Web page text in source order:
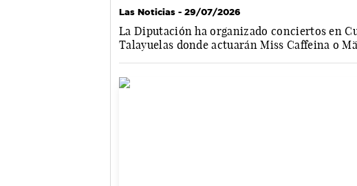
Las Noticias - 29/07/2026
La Diputación ha organizado conciertos en
Talayuelas donde actuarán Miss Caffeina o